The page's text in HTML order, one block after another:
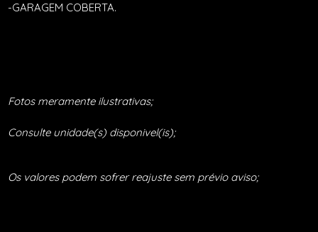
-GARAGEM COBERTA.
Fotos meramente ilustrativas;
Consulte unidade(s) disponivel(is);
Os valores podem sofrer reajuste sem prévio aviso;